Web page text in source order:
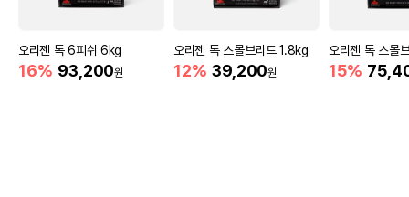
오리젠 독 6피쉬 6kg
16% 93,200원
오리젠 독 스몰브리드 1.8kg
12% 39,200원
오리젠 독 스몰
15%